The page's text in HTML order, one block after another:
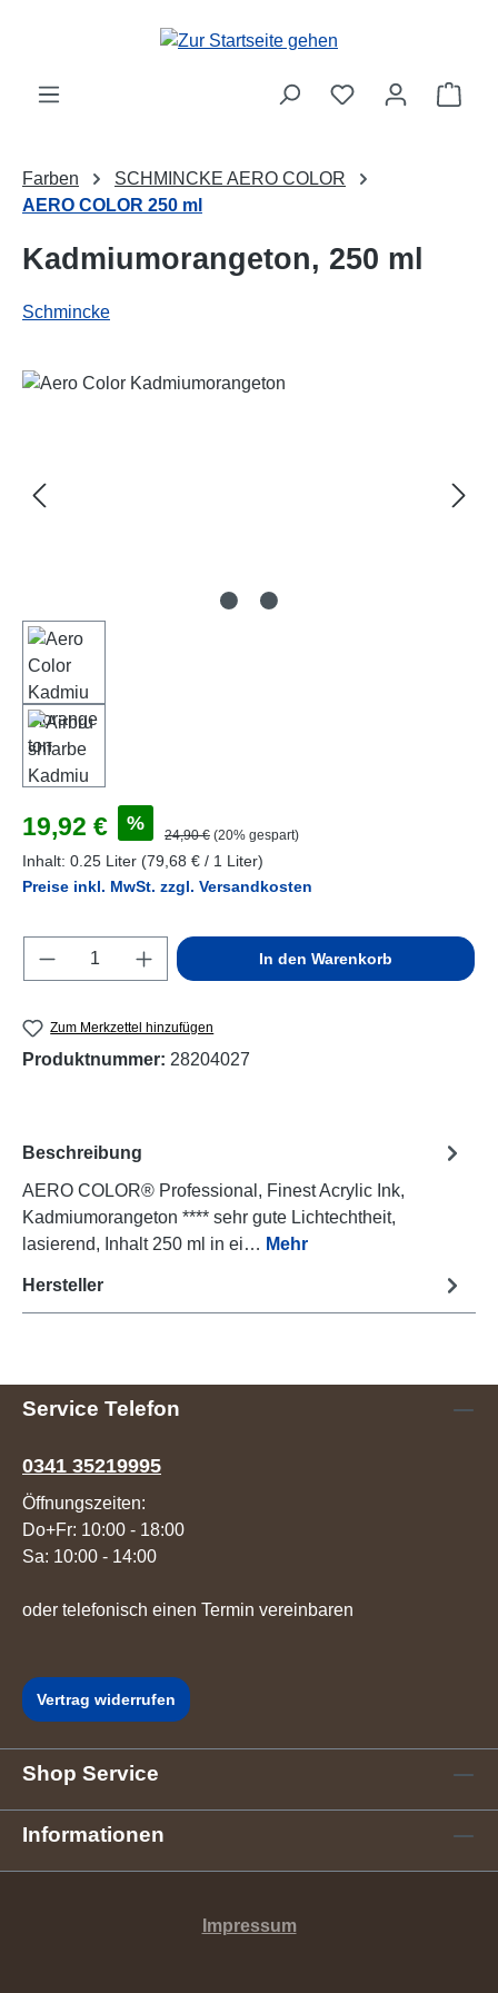
Zum Hauptinhalt springen
Farben
SCHMINCKE AERO COLOR
AERO COLOR 250 ml
Kadmiumorangeton, 250 ml
Schmincke
Bildergalerie überspringen
Verkaufspreis:
19,92 € % Regulärer Preis:
24,90 € (20% gespart)
Inhalt: 0.25 Liter (79,68 € / 1 Liter)
Preise inkl. MwSt. zzgl. Versandkosten
Produkt Anzahl: Gib den gewünschten
In den Warenkorb
Zum Merkzettel hinzufügen
Produktnummer: 28204027
Beschreibung
AERO COLOR® Professional, Finest Acrylic Ink,
Kadmiumorangeton **** sehr gute Lichtechtheit,
lasierend, Inhalt 250 ml in ei… Mehr
Hersteller
Service Telefon
0341 35219995
Öffnungszeiten:
Do+Fr: 10:00 - 18:00
Sa: 10:00 - 14:00
oder telefonisch einen Termin vereinbaren
Vertrag widerrufen
Shop Service
Informationen
Impressum